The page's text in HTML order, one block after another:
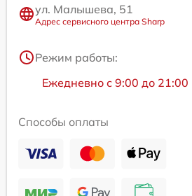
ул. Малышева, 51
Адрес сервисного центра Sharp
Режим работы:
Ежедневно с 9:00 до 21:00
Способы оплаты